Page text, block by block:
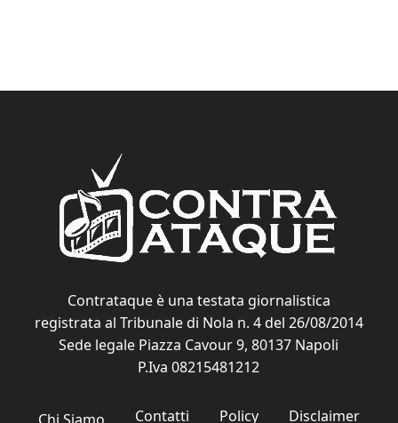
Contrataque è una testata giornalistica
registrata al Tribunale di Nola n. 4 del 26/08/2014
Sede legale Piazza Cavour 9, 80137 Napoli
P.Iva 08215481212
Contatti Policy Disclaimer